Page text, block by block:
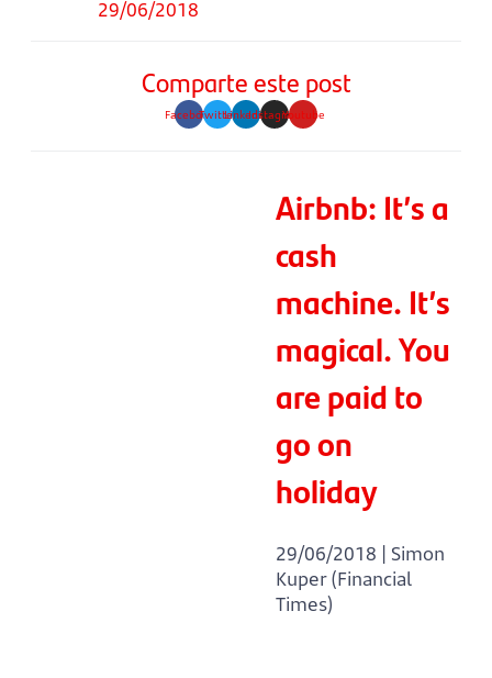
29/06/2018
Comparte este post
FacebookTwitterLinkedinInstagramYoutube
Airbnb: It’s a
cash
machine. It’s
magical. You
are paid to
go on
holiday
29/06/2018 | Simon
Kuper (Financial
Times)